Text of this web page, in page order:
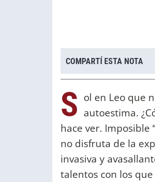
COMPARTÍ ESTA NOTA
S ol en Leo que
autoestima.
hace ver. Imposible
no disfruta de la
invasiva y
talentos con los